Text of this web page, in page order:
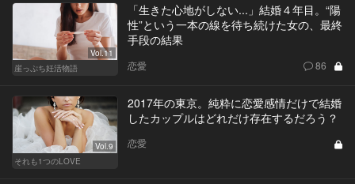
Vol.11
崖っぷち妊活物語
「生きた心地がしない...」結婚４年目。“陽
性”という一本の線を待ち続けた女の、最終
手段の結果
恋愛 86
Vol.9
それも1つのLOVE
2017年の東京。純粋に恋愛感情だけで結婚
したカップルはどれだけ存在するだろう？
恋愛